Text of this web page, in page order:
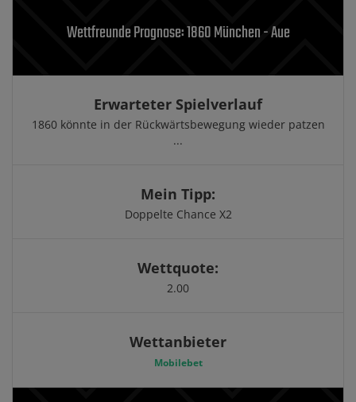
Wettfreunde Prognose: 1860 München - Aue
Erwarteter Spielverlauf
1860 könnte in der Rückwärtsbewegung wieder patzen
...
Mein Tipp:
Doppelte Chance X2
Wettquote:
2.00
Wettanbieter
Mobilebet